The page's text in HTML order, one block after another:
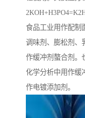
食品工业用作配制
调味剂、膨松剂、
作缓冲剂螯合剂。
化学分析中用作缓
作电镀添加剂。